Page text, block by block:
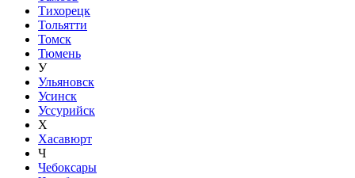
Тихорецк
Тольятти
Томск
Тюмень
У
Ульяновск
Усинск
Уссурийск
Х
Хасавюрт
Ч
Чебоксары